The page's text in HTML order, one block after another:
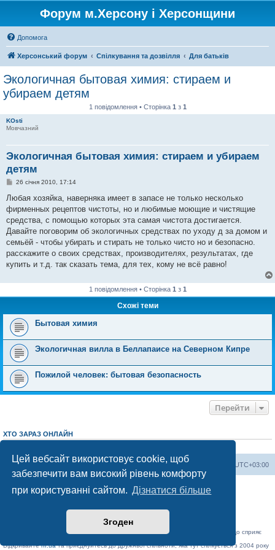
Цей вебсайт використовує cookie, щоб
забезпечити вам високий рівень комфорту
при користуванні сайтом. Дізнатися більше
Згоден
Форум м.Херсону і Херсонщини
Допомога
Херсонський форум Спілкування та дозвілля Для батьків
Экологичная бытовая химия: стираем и
убираем детям
1 повідомлення • Сторінка 1 з 1
KOsti
Мовчазний
Экологичная бытовая химия: стираем и убираем
детям
П
в
д
о
л
е
н
я
26 січня 2010, 17:14
Любая хозяйка, наверняка имеет в запасе не только несколько
фирменных рецептов чистоты, но и любимые моющие и чистящие
средства, с помощью которых эта самая чистота достигается.
Давайте поговорим об экологичных средствах по уходу д за домом и
семьёй - чтобы убирать и стирать не только чисто но и безопасно.
расскажите о своих средствах, производителях, результатах, где
купить и т.д. так сказать тема, для тех, кому не всё равно!
1 повідомлення • Сторінка 1 з 1
Схожі теми
Бытовая химия
Экологичная вилла в Беллапаисе на Северном Кипре
Пожилой человек: бытовая безопасность
Перейти
ХТО ЗАРАЗ ОНЛАЙН
Херсонський форум UTC+03:00
Команда
Працює на phpBB® Forum Software © phpBB Limited
Конфіденційність
«Херсонський форум» – приватний, незалежний інтерактивний веб-ресурс, що сприяє
Відкривайтеhf.uaта приєднуйтесь до дружньої спільноти, яка тут спілкується з 2004 року